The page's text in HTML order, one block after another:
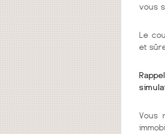
vous
Le
et
Vous